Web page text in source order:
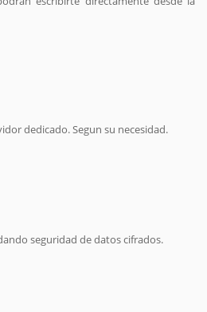
dedicado. Segun su necesidad.
seguridad de datos cifrados.